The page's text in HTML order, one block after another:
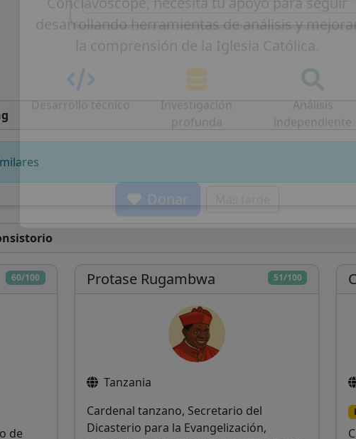
60/100
de
51/100
Protase Rugambwa
Tanzania
Cardenal tanzano, Secretario del
Dicasterio para la Evangelización,
CatéGPT, la organización detrás de
Conclavoscope, necesita tu apoyo para seguir
desarrollando herramientas de análisis y
la comprensión de la Iglesia Católica.